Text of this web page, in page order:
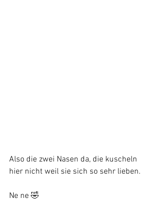
Also die zwei Nasen da, die kuscheln
hier nicht weil sie sich so sehr lieben.
Ne ne 🤣